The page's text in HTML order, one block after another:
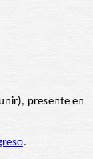
presente en
.